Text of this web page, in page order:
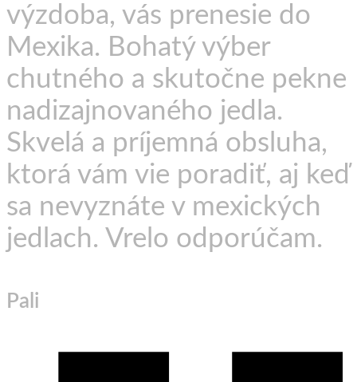
výzdoba, vás prenesie do
Mexika. Bohatý výber
chutného a skutočne pekne
nadizajnovaného jedla.
Skvelá a príjemná obsluha,
ktorá vám vie poradiť, aj keď
sa nevyznáte v mexických
jedlach. Vrelo odporúčam.
Pali